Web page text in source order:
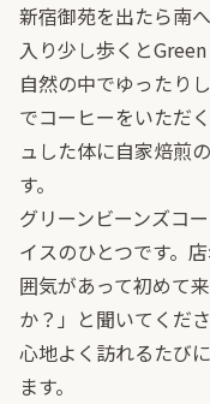
新宿御苑を出たら南
入り少し歩くとGreen
自然の中でゆったり
でコーヒーをいただ
ュした体に自家焙煎
す。
グリーンビーンズコ
イスのひとつです。
囲気があって初めて
か？」と聞いてくだ
心地よく訪れるたび
ます。